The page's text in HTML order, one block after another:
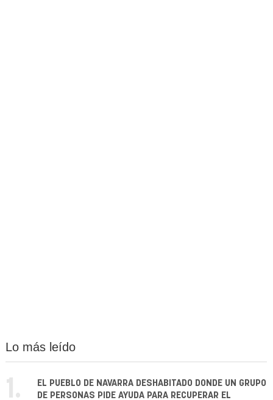
Lo más leído
1.
EL PUEBLO DE NAVARRA DESHABITADO DONDE UN GRUPO
DE PERSONAS PIDE AYUDA PARA RECUPERAR EL